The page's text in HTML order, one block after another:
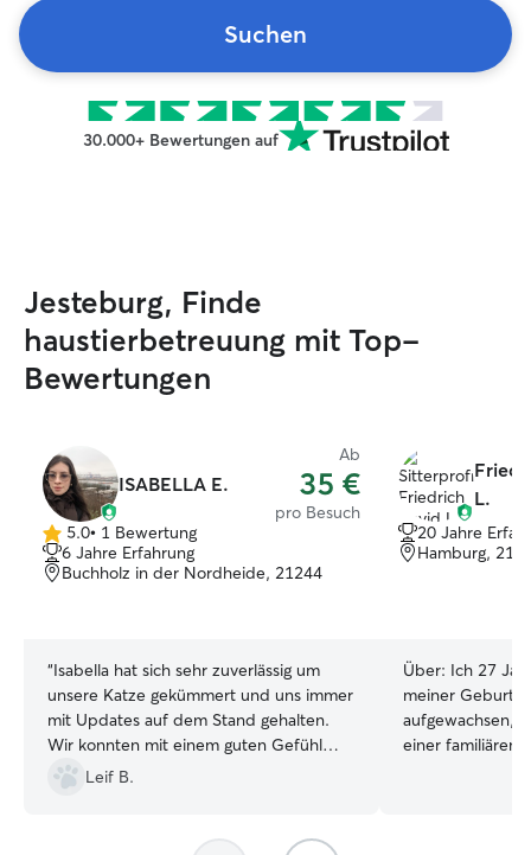
Suchen
30.000+ Bewertungen auf
Jesteburg, Finde
haustierbetreuung mit Top-
Bewertungen
ISABELLA E.
Ab
35 €
pro Besuch
5.0
von
5
5.0• 1 Bewertung
6 Jahre Erfahrung
Buchholz in der Nordheide, 21244
“Isabella hat sich sehr zuverlässig um
unsere Katze gekümmert und uns immer
mit Updates auf dem Stand gehalten.
Wir konnten mit einem guten Gefühl
verreisen und es ging unserer Katze
sichtbar gut, als wir zurückgekommen
Leif B.
L.
20 Jahre
Hamburg,
Über: Ich 27
meiner Geburt
aufgewachsen,
einer familiären